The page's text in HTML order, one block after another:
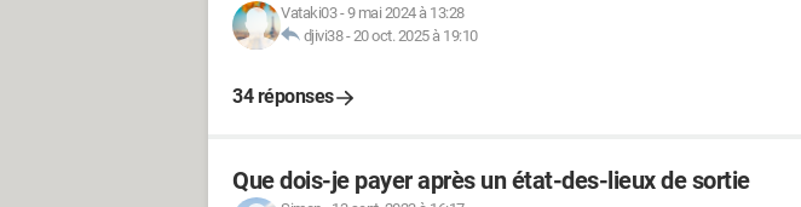
Vataki03-9 mai 2024 à 13:28
djivi38-20 oct. 2025 à 19:10
34 réponses
Que dois-je payer après un état-des-lieux de sortie